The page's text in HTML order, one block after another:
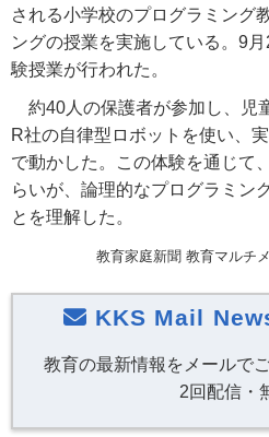
される小学校のプログラミング
ングの授業を実施している。9
験授業が行われた。
約40人の保護者が参加し、児
R社の自律型ロボットを使い、
で動かした。この体験を通じて
らいが、論理的なプログラミン
とを理解した。
教育家庭新聞 教育マルチ
KKS Mail
教育の最新情報をメールで
2回配信・